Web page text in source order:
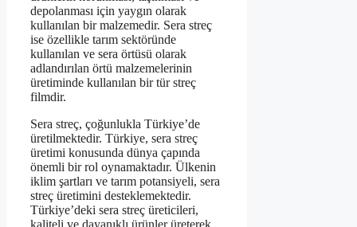
depolanması için yaygın olarak
kullanılan bir malzemedir. Sera streç
ise özellikle tarım sektöründe
kullanılan ve sera örtüsü olarak
adlandırılan örtü malzemelerinin
üretiminde kullanılan bir tür streç
filmdir.
Sera streç, çoğunlukla Türkiye’de
üretilmektedir. Türkiye, sera streç
üretimi konusunda dünya çapında
önemli bir rol oynamaktadır. Ülkenin
iklim şartları ve tarım potansiyeli, sera
streç üretimini desteklemektedir.
Türkiye’deki sera streç üreticileri,